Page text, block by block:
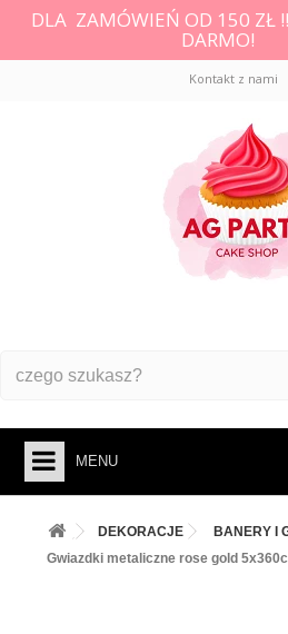
DLA ZAMÓWIEŃ OD 150 ZŁ
DARMO!
Kontakt z nami
MENU
PIECZENIE
DEKORACJE BANERY I
Gwiazdki metaliczne rose gold